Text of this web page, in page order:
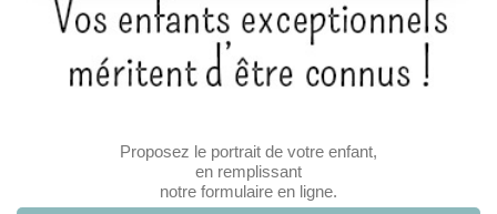
Proposez le portrait de votre enfant,
en remplissant
notre formulaire en ligne.